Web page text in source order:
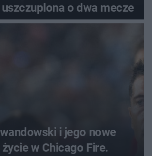
o dwa mecze
i jego nowe
w Chicago Fire.